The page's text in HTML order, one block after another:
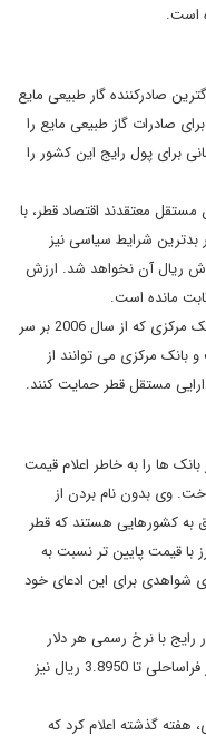
است.
صادرکننده گار طبیعی مایع
صادرات گاز طبیعی مایع را
برای پول رایج این کشور را
مستقل معتقدند اقتصاد قطر، با
بدترین شرایط سیاسی نیز
ریال آن نخواهد شد. ارزش
شیخ عبدالله بن سعود آل ثانی، رئیس بانک مرکزی که از سال 2006 بر سر
بانک مرکزی می توانند از
مستقل قطر حمایت کنند.
بانک ها را به خاطر اعلام قیمت
وی بدون نام بردن از
به کشورهایی هستند که قطر
با قیمت پایین تر نسبت به
شواهدی برای این ادعای خود
رایج با نرخ رسمی هر دلار
3.64 ریال دست به دست شد اما در بازار فراساحلی تا 3.8950 ریال نیز
گذشته اعلام کرد که